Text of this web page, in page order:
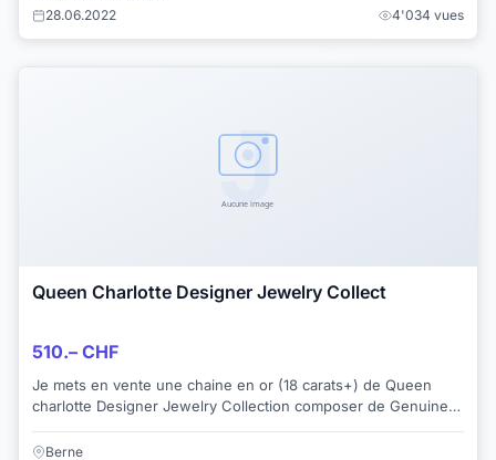
28.06.2022
4'034 vues
Queen Charlotte Designer Jewelry Collect
510.– CHF
Je mets en vente une chaine en or (18 carats+) de Queen
charlotte Designer Jewelry Collection composer de Genuine
Berne